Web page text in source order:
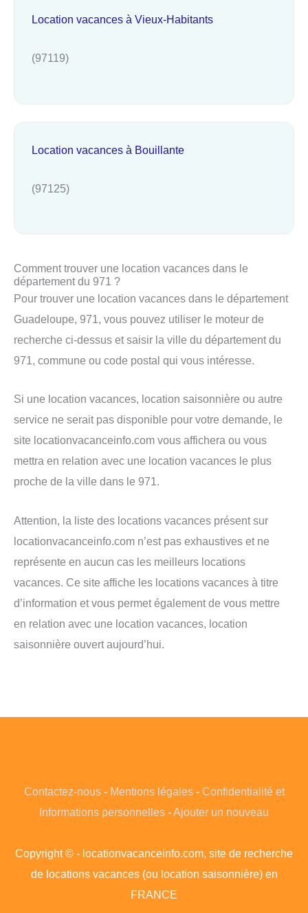
Location vacances à Vieux-Habitants
(97119)
Location vacances à Bouillante
(97125)
Comment trouver une location vacances dans le
département du 971 ?
Pour trouver une location vacances dans le département
Guadeloupe, 971, vous pouvez utiliser le moteur de
recherche ci-dessus et saisir la ville du département du
971, commune ou code postal qui vous intéresse.
Si une location vacances, location saisonnière ou autre
service ne serait pas disponible pour votre demande, le
site locationvacanceinfo.com vous affichera ou vous
mettra en relation avec une location vacances le plus
proche de la ville dans le 971.
Attention, la liste des locations vacances présent sur
locationvacanceinfo.com n’est pas exhaustives et ne
représente en aucun cas les meilleurs locations
vacances. Ce site affiche les locations vacances à titre
d’information et vous permet également de vous mettre
en relation avec une location vacances, location
saisonnière ouvert aujourd’hui.
Contactez-nous- Mentions légales- Confidentialité et
Informations personnelles -Ajouter un nouveau
Copyright © - locationvacanceinfo.com, site de recherche
de locations vacances (ou location saisonnière) en
FRANCE